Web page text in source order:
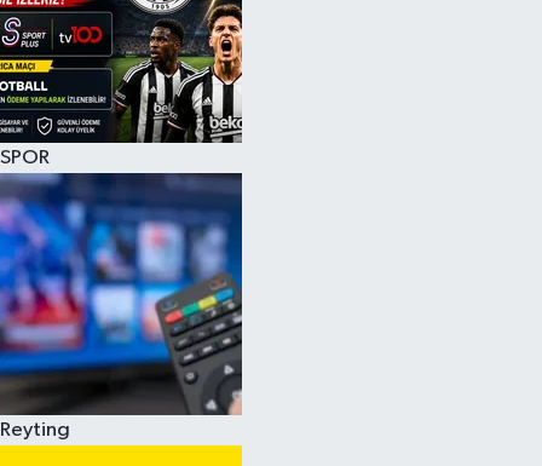
SPOR
Reyting